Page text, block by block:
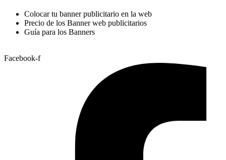
Colocar tu banner publicitario en la web
Precio de los Banner web publicitarios
Guía para los Banners
Facebook-f